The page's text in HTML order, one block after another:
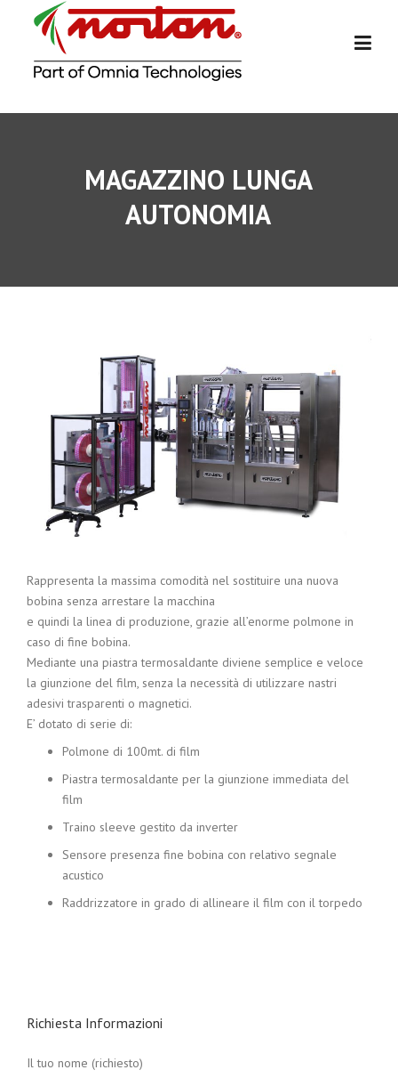
MAGAZZINO LUNGA
AUTONOMIA
Rappresenta la massima comodità nel sostituire una nuova
bobina senza arrestare la macchina
e quindi la linea di produzione, grazie all’enorme polmone in
caso di fine bobina.
Mediante una piastra termosaldante diviene semplice e veloce
la giunzione del film, senza la necessità di utilizzare nastri
adesivi trasparenti o magnetici.
E’ dotato di serie di:
Polmone di 100mt. di film
Piastra termosaldante per la giunzione immediata del
film
Traino sleeve gestito da inverter
Sensore presenza fine bobina con relativo segnale
acustico
Raddrizzatore in grado di allineare il film con il torpedo
Richiesta Informazioni
Il tuo nome (richiesto)